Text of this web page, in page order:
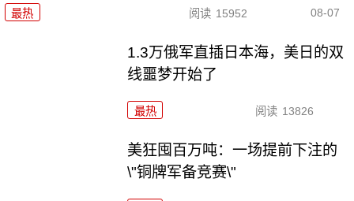
最热 阅读 15952 08-07
1.3万俄军直插日本海，美日的双
线噩梦开始了
最热 阅读 13826
美狂囤百万吨：一场提前下注的
\"铜牌军备竞赛\"